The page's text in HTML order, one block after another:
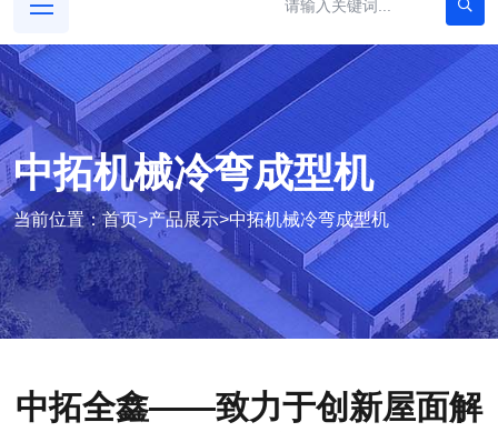
中拓机械冷弯成型机
当前位置：首页>产品展示>中拓机械冷弯成型机
中拓全鑫——致力于创新屋面解